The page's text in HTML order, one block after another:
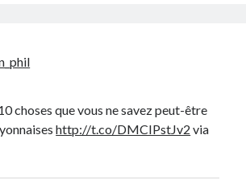
choses que vous ne savez peut-être
http://t.co/DMCIPstJv2 via